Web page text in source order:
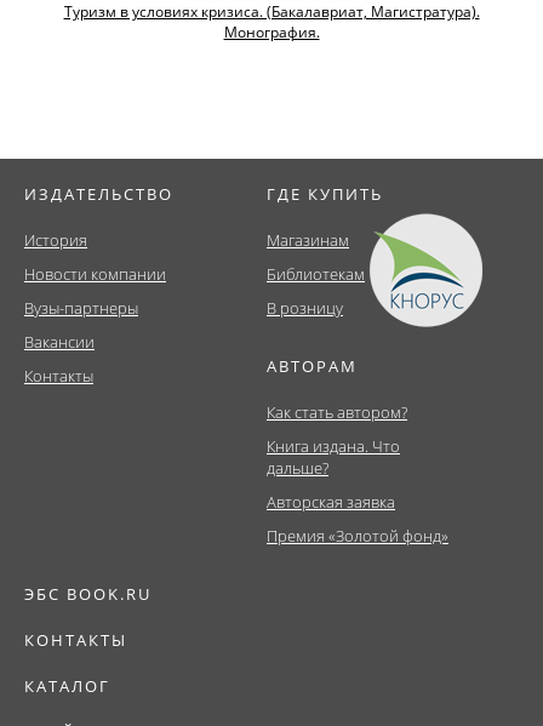
Туризм в условиях кризиса. (Бакалавриат, Магистратура).
Монография.
ИЗДАТЕЛЬСТВО
История
Новости компании
Вузы-партнеры
Вакансии
Контакты
ГДЕ КУПИТЬ
Магазинам
Библиотекам
В розницу
АВТОРАМ
Как стать автором?
Книга издана. Что
дальше?
Авторская заявка
Премия «Золотой фонд»
ЭБС BOOK.RU
КОНТАКТЫ
КАТАЛОГ